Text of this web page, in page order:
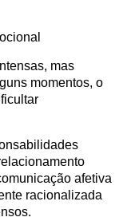
mas
momentos, o
afetiva
racionalizada